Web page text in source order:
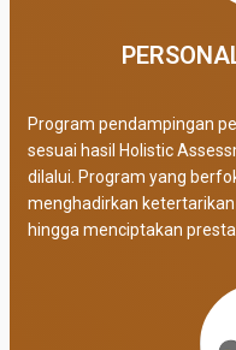
Program pendampingan
sesuai hasil Holistic
dilalui. Program yang
menghadirkan
hingga menciptakan